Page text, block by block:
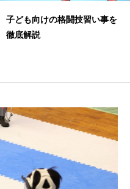
子ども向けの格闘技習い事を
徹底解説